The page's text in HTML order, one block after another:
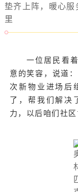
一位居民看
意的笑容，说道
次新物业进场后
了，帮我们解决
力，以后咱们社